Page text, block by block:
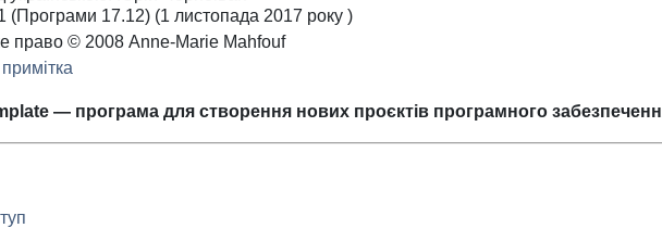
(Програми 17.12) (1 листопада 2017 року )
право © 2008 Anne-Marie Mahfouf
— програма для створення нових проєктів програмного